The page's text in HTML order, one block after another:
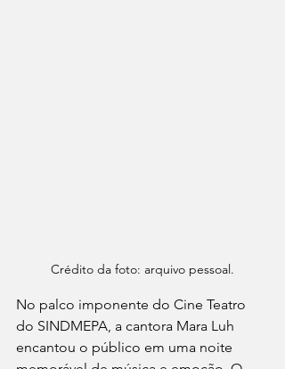
Crédito da foto: arquivo pessoal.
No palco imponente do Cine Teatro
do SINDMEPA, a cantora Mara Luh
encantou o público em uma noite